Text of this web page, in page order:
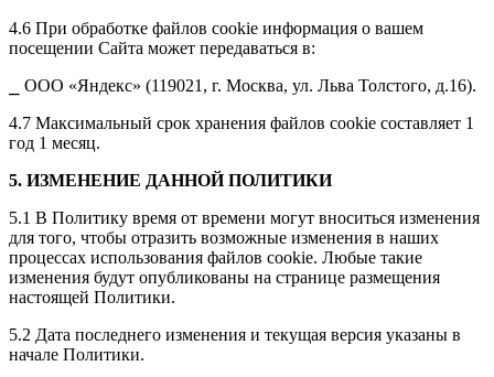
4.6 При обработке файлов cookie информация о вашем
посещении Сайта может передаваться в:
⎯ ООО «Яндекс» (119021, г. Москва, ул. Льва Толстого, д.16).
4.7 Максимальный срок хранения файлов cookie составляет 1
год 1 месяц.
5. ИЗМЕНЕНИЕ ДАННОЙ ПОЛИТИКИ
5.1 В Политику время от времени могут вноситься изменения
для того, чтобы отразить возможные изменения в наших
процессах использования файлов cookie. Любые такие
изменения будут опубликованы на странице размещения
настоящей Политики.
5.2 Дата последнего изменения и текущая версия указаны в
начале Политики.